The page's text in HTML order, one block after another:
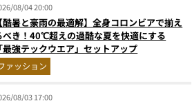
08/04 20:00
【酷暑と豪雨の最適解】全身コロンビアで揃え
べき！40℃超えの過酷な夏を快適にする
「最強テックウエア」セットアップ
ァッション
08/03 17:00